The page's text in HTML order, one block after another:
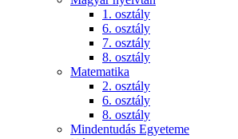
1. osztály
6. osztály
7. osztály
8. osztály
Matematika
2. osztály
6. osztály
8. osztály
Mindentudás Egyeteme